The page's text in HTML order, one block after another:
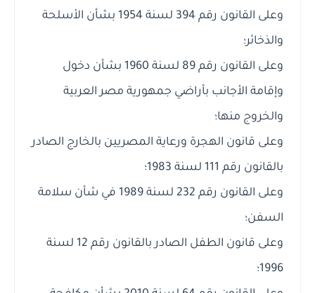
وعلى القانون رقم 394 لسنة 1954 بشأن الأسلحة
والذخائر؛
وعلى القانون رقم 89 لسنة 1960 بشأن دخول
وإقامة الأجانب بأراضي جمهورية مصر العربية
والخروج منها؛
وعلى قانون الهجرة ورعاية المصريين بالخارج الصادر
بالقانون رقم 111 لسنة 1983؛
وعلى القانون رقم 232 لسنة 1989 في شأن سلامة
السفن؛
وعلى قانون الطفل الصادر بالقانون رقم 12 لسنة
1996؛